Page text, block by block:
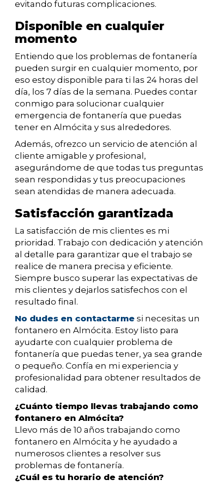
evitando futuras complicaciones.
Disponible en cualquier
momento
Entiendo que los problemas de fontanería
pueden surgir en cualquier momento, por
eso estoy disponible para ti las 24 horas del
día, los 7 días de la semana. Puedes contar
conmigo para solucionar cualquier
emergencia de fontanería que puedas
tener en Almócita y sus alrededores.
Además, ofrezco un servicio de atención al
cliente amigable y profesional,
asegurándome de que todas tus preguntas
sean respondidas y tus preocupaciones
sean atendidas de manera adecuada.
Satisfacción garantizada
La satisfacción de mis clientes es mi
prioridad. Trabajo con dedicación y atención
al detalle para garantizar que el trabajo se
realice de manera precisa y eficiente.
Siempre busco superar las expectativas de
mis clientes y dejarlos satisfechos con el
resultado final.
No dudes en contactarme si necesitas un
fontanero en Almócita. Estoy listo para
ayudarte con cualquier problema de
fontanería que puedas tener, ya sea grande
o pequeño. Confía en mi experiencia y
profesionalidad para obtener resultados de
calidad.
¿Cuánto tiempo llevas trabajando como
fontanero en Almócita?
Llevo más de 10 años trabajando como
fontanero en Almócita y he ayudado a
numerosos clientes a resolver sus
problemas de fontanería.
¿Cuál es tu horario de atención?